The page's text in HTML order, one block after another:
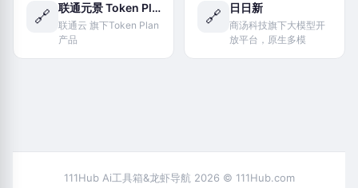
🔗 联通元景 Token Plan
联通云 旗下Token Plan
产品
🔗 日日新
商汤科技旗下大模型开
放平台，原生多模
111Hub Ai工具箱&龙虾导航 2026 © 111Hub.com